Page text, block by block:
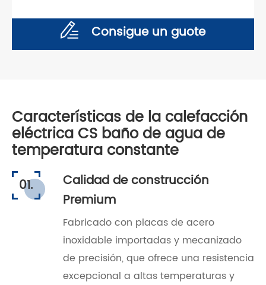
Consigue un guote
Características de la calefacción
eléctrica CS baño de agua de
temperatura constante
01.
Calidad de construcción
Premium
Fabricado con placas de acero
inoxidable importadas y mecanizado
de precisión, que ofrece una resistencia
excepcional a altas temperaturas y